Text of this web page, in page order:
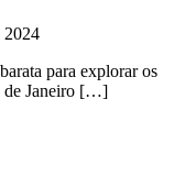
2024
para explorar os
de Janeiro […]